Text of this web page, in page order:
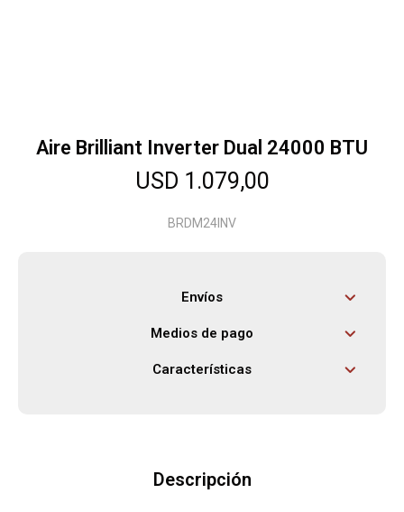
Aire Brilliant Inverter Dual 24000 BTU
USD 1.079,00
BRDM24INV
Envíos
Medios de pago
Características
Descripción
Herramientas